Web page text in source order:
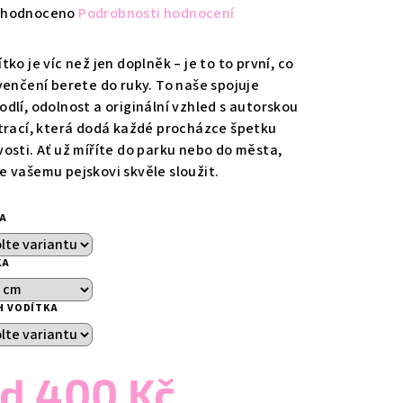
Podrobnosti hodnocení
je víc než jen doplněk – je to to první, co
berete do ruky. To naše spojuje
odolnost a originální vzhled s autorskou
která dodá každé procházce špetku
Ať už míříte do parku nebo do města,
vašemu pejskovi skvěle sloužit.
VODÍTKA